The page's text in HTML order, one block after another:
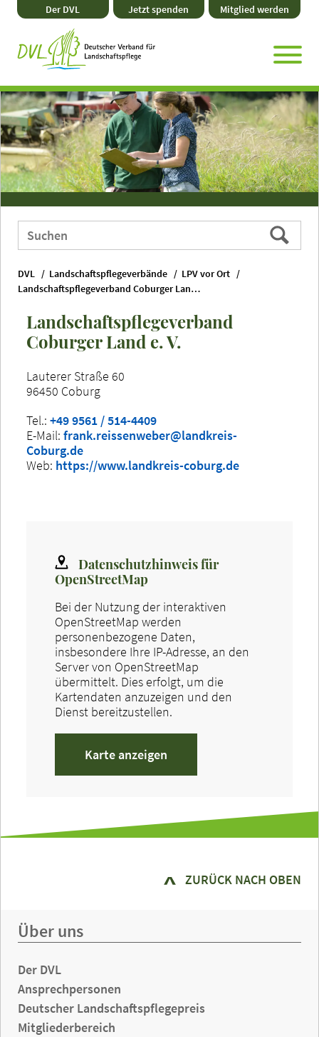
Direkt
zum
Zum
Hauptmenü
Zum
Seitenende
Zur
Website-
Der DVL Jetzt spenden Mitglied werden
Webauftritt
durchsuchen
Suchen
DVL Landschaftspflegeverbände
LPV vor Ort
Landschaftspflegeverband Coburger Land e. V.
Landschaftspflegeverband
Coburger Land e. V.
Lauterer Straße 60
96450 Coburg
Tel.: +49 9561 / 514-4409
E-Mail: frank.reissenweber@landkreis-
Coburg.de
Web: https://www.landkreis-coburg.de
Datenschutzhinweis für
OpenStreetMap
Bei der Nutzung der interaktiven
OpenStreetMap werden
personenbezogene Daten,
insbesondere Ihre IP-Adresse, an den
Server von OpenStreetMap
übermittelt. Dies erfolgt, um die
Kartendaten anzuzeigen und den
Dienst bereitzustellen.
Karte anzeigen
ZURÜCK NACH OBEN
Über uns
Der DVL
Ansprechpersonen
Deutscher Landschaftspflegepreis
Mitgliederbereich